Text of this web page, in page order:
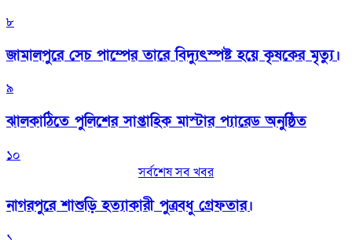
৮
জামালপুরে সেচ পাম্পের তারে বিদ্যুৎস্পষ্ট হয়ে কৃষকের মৃত্যু।
৯
‎ঝালকাঠিতে পুলিশের সাপ্তাহিক মাস্টার প্যারেড অনুষ্ঠিত
১০
সর্বশেষ সব খবর
নাগরপুরে শাশুড়ি হত্যাকারী পুত্রবধু গ্রেফতার।